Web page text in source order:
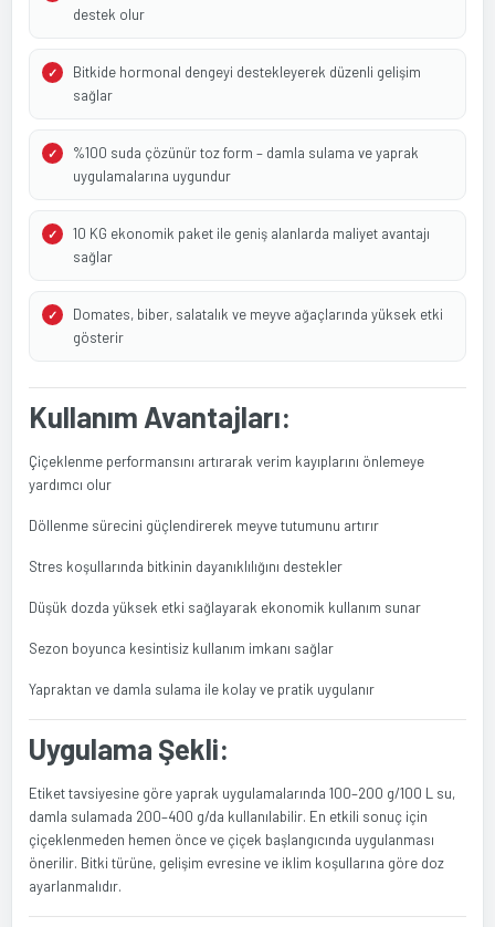
destek olur
Bitkide hormonal dengeyi destekleyerek düzenli gelişim
sağlar
%100 suda çözünür toz form – damla sulama ve yaprak
uygulamalarına uygundur
10 KG ekonomik paket ile geniş alanlarda maliyet avantajı
sağlar
Domates, biber, salatalık ve meyve ağaçlarında yüksek etki
gösterir
Kullanım Avantajları:
Çiçeklenme performansını artırarak verim kayıplarını önlemeye
yardımcı olur
Döllenme sürecini güçlendirerek meyve tutumunu artırır
Stres koşullarında bitkinin dayanıklılığını destekler
Düşük dozda yüksek etki sağlayarak ekonomik kullanım sunar
Sezon boyunca kesintisiz kullanım imkanı sağlar
Yapraktan ve damla sulama ile kolay ve pratik uygulanır
Uygulama Şekli:
Etiket tavsiyesine göre yaprak uygulamalarında 100–200 g/100 L su,
damla sulamada 200–400 g/da kullanılabilir. En etkili sonuç için
çiçeklenmeden hemen önce ve çiçek başlangıcında uygulanması
önerilir. Bitki türüne, gelişim evresine ve iklim koşullarına göre doz
ayarlanmalıdır.